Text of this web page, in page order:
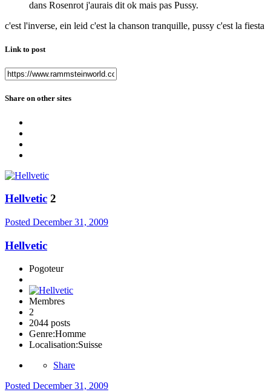
dans Rosenrot j'aurais dit ok mais pas Pussy.
c'est l'inverse, ein leid c'est la chanson tranquille, pussy c'est la fiesta
Link to post
Share on other sites
Hellvetic 2
Posted December 31, 2009
Hellvetic
Pogoteur
Membres
2
2044 posts
Genre:Homme
Localisation:Suisse
Share
Posted December 31, 2009